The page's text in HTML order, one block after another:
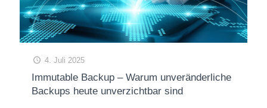
4. Juli 2025
Immutable Backup – Warum unveränderliche
Backups heute unverzichtbar sind